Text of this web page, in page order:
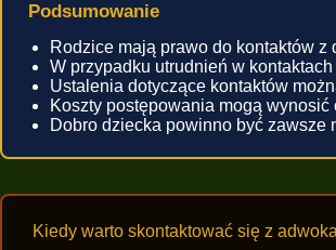
Podsumowanie
Rodzice mają prawo do kontaktów
W przypadku utrudnień w
Ustalenia dotyczące kontaktów
Koszty postępowania mogą wynosić
Dobro dziecka powinno być zawsze
Kiedy warto skontaktować się z